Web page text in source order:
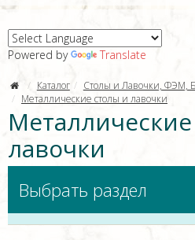
Powered by Translate
Каталог
Столы и Лавочки, ФЭМ,
Металлические столы и лавочки
лавочки
Выбрать раздел